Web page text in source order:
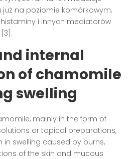
na poziomie komórkowym,
i innych mediatorów
.
internal
of chamomile
swelling
mainly in the form of
or topical preparations,
swelling caused by burns,
of the skin and mucous